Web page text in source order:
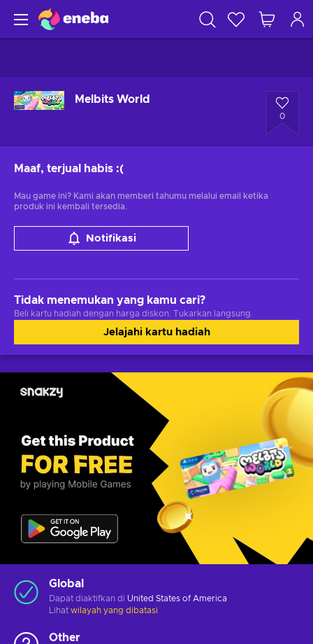
Melbits World
0
Maaf, terjual habis :(
Mau game ini? Kami akan memberi tahumu melalui email ketika
produk ini kembali tersedia.
Notifikasi
Tidak menemukan yang kamu cari?
Beli kartu hadiah dengan harga diskon. Tukarkan langsung.
Jelajahi kartu hadiah
Global
Dapat diaktifkan di United States of America
Lihat wilayah yang dibatasi
Other